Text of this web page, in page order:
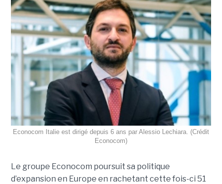
Econocom Italie est dirigé depuis 6 ans par Alessio Lechiara. (Crédit
Econocom)
Le groupe Econocom poursuit sa politique
d’expansion en Europe en rachetant cette fois-ci 51